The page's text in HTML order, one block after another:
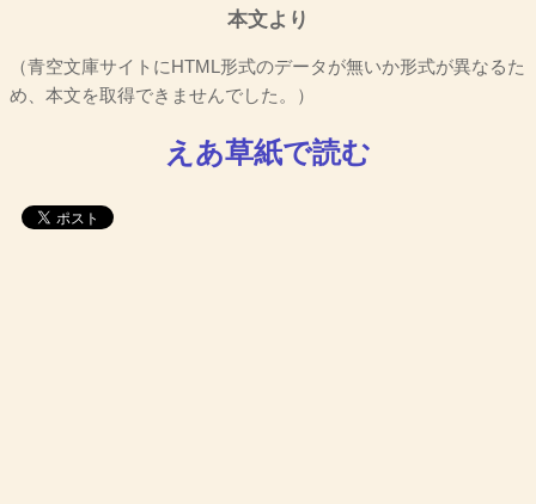
本文より
（青空文庫サイトにHTML形式のデータが無いか形式が異なるた
め、本文を取得できませんでした。）
えあ草紙で読む